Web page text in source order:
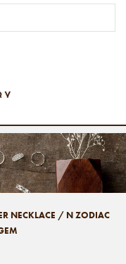
NECKLACE / N ZODIAC